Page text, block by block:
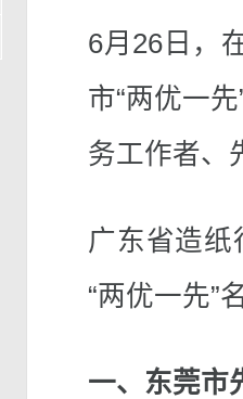
6月26日，
市“两优一
务工作者、
广东省造
“两优一先”
一、东莞市